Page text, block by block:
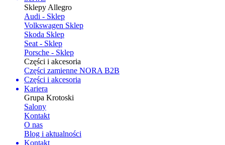
Sklepy Allegro
Audi - Sklep
Volkswagen Sklep
Skoda Sklep
Seat - Sklep
Porsche - Sklep
Części i akcesoria
Części zamienne NORA B2B
Części i akcesoria
Kariera
Grupa Krotoski
Salony
Kontakt
O nas
Blog i aktualności
Kontakt